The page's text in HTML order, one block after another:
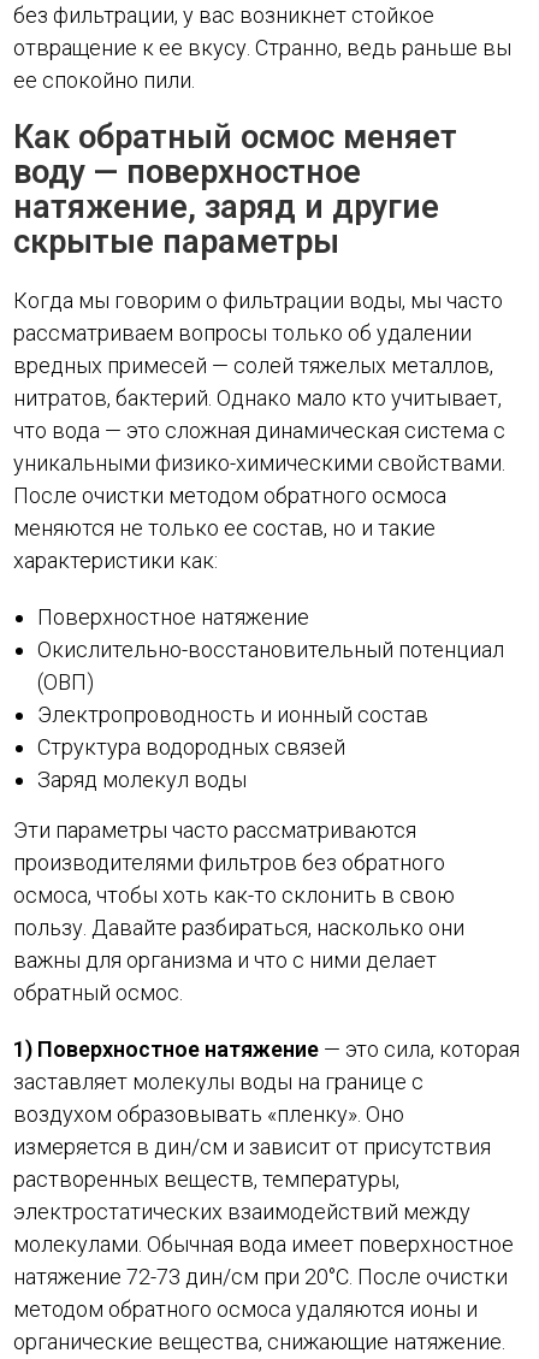
без фильтрации, у вас возникнет стойкое
отвращение к ее вкусу. Странно, ведь раньше вы
ее спокойно пили.
Как обратный осмос меняет
воду — поверхностное
натяжение, заряд и другие
скрытые параметры
Когда мы говорим о фильтрации воды, мы часто
рассматриваем вопросы только об удалении
вредных примесей — солей тяжелых металлов,
нитратов, бактерий. Однако мало кто учитывает,
что вода — это сложная динамическая система с
уникальными физико-химическими свойствами.
После очистки методом обратного осмоса
меняются не только ее состав, но и такие
характеристики как:
Поверхностное натяжение
Окислительно-восстановительный потенциал
(ОВП)
Электропроводность и ионный состав
Структура водородных связей
Заряд молекул воды
Эти параметры часто рассматриваются
производителями фильтров без обратного
осмоса, чтобы хоть как-то склонить в свою
пользу. Давайте разбираться, насколько они
важны для организма и что с ними делает
обратный осмос.
1) Поверхностное натяжение — это сила, которая
заставляет молекулы воды на границе с
воздухом образовывать «пленку». Оно
измеряется в дин/см и зависит от присутствия
растворенных веществ, температуры,
электростатических взаимодействий между
молекулами. Обычная вода имеет поверхностное
натяжение 72-73 дин/см при 20°C. После очистки
методом обратного осмоса удаляются ионы и
органические вещества, снижающие натяжение.